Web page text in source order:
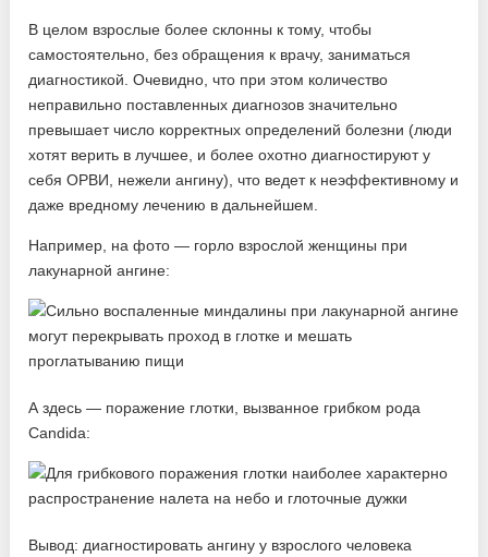
В целом взрослые более склонны к тому, чтобы
самостоятельно, без обращения к врачу, заниматься
диагностикой. Очевидно, что при этом количество
неправильно поставленных диагнозов значительно
превышает число корректных определений болезни (люди
хотят верить в лучшее, и более охотно диагностируют у
себя ОРВИ, нежели ангину), что ведет к неэффективному и
даже вредному лечению в дальнейшем.
Например, на фото — горло взрослой женщины при
лакунарной ангине:
А здесь — поражение глотки, вызванное грибком рода
Candida:
Вывод: диагностировать ангину у взрослого человека